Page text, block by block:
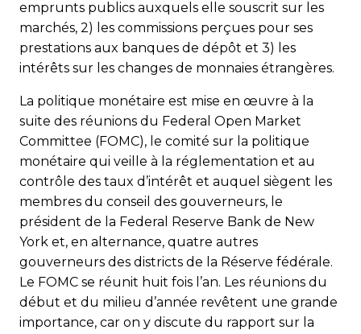
emprunts publics auxquels elle souscrit sur les
marchés, 2) les commissions perçues pour ses
prestations aux banques de dépôt et 3) les
intérêts sur les changes de monnaies étrangères.
La politique monétaire est mise en œuvre à la
suite des réunions du Federal Open Market
Committee (FOMC), le comité sur la politique
monétaire qui veille à la réglementation et au
contrôle des taux d’intérêt et auquel siègent les
membres du conseil des gou­verneurs, le
président de la Federal Reserve Bank de New
York et, en alternance, quatre autres
gouverneurs des districts de la Réserve fédérale.
Le FOMC se réunit huit fois l’an. Les réunions du
début et du milieu d’année revêtent une grande
importance, car on y dis­cute du rapport sur la